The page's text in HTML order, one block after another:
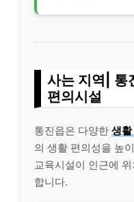
사는 지역| 통
편의시설
통진읍은 다양한 생
의 생활 편의성을 높
교육시설이 인근에
합니다.